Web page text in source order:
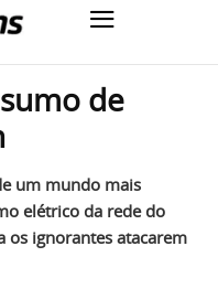
de
um mundo mais
elétrico da rede do
os ignorantes atacarem